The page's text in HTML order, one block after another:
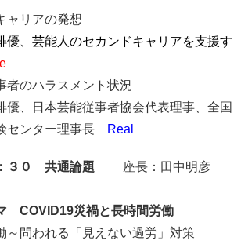
ャリアの発想
、芸能人のセカンドキャリアを支援す
者のハラスメント状況
日本芸能従事者協会代表理事、全国
センター理事長
Real
：３０ 共通論題
座長：田中明彦
COVID19災禍と長時間労働
～問われる「見えない過労」対策